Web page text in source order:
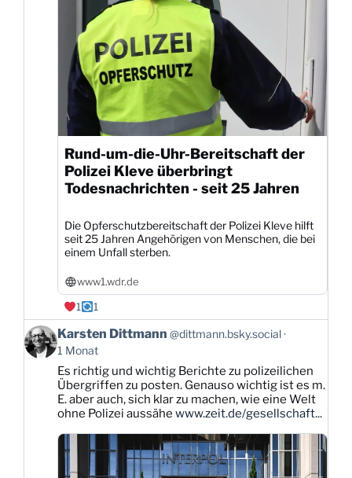
Rund-um-die-Uhr-Bereitschaft der
Polizei Kleve überbringt
Todesnachrichten - seit 25 Jahren
Die Opferschutzbereitschaft der Polizei Kleve hilft
seit 25 Jahren Angehörigen von Menschen, die bei
einem Unfall sterben.
www1.wdr.de
1
1
Beitrag
von
Karsten
Dittmann
Bluesky
ansehen
Karsten Dittmann @dittmann.bsky.social
1 Monat
Es richtig und wichtig Berichte zu polizeilichen
Übergriffen zu posten. Genauso wichtig ist es m.
E. aber auch, sich klar zu machen, wie eine Welt
ohne Polizei aussähe www.zeit.de/gesellschaft...